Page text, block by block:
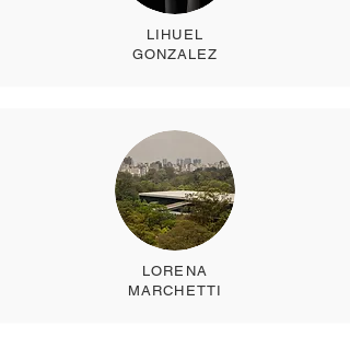
LIHUEL
GONZALEZ
LORENA
MARCHETTI